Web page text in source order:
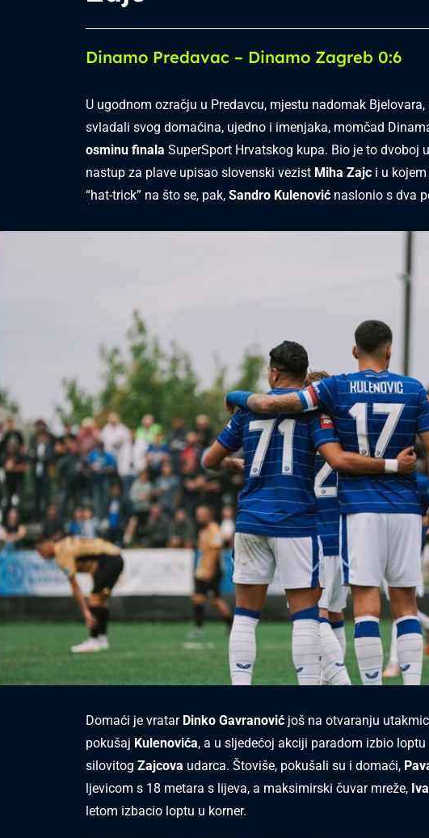
Dinamo Predavac – Dinamo Zagreb 0:6
U ugodnom ozračju u Predavcu, mjestu nadomak
svladali svog domaćina, ujedno i imenjaka, momčad
osminu finala SuperSport Hrvatskog kupa. Bio je to dvoboj
nastup za plave upisao slovenski vezist Miha Zajc i u kojem
“hat-trick” na što se, pak, Sandro Kulenović naslonio s dva
Domaći je vratar Dinko Gavranović još na otvaranju
pokušaj Kulenovića, a u sljedećoj akciji paradom izbio
silovitog Zajcova udarca. Štoviše, pokušali su i domaći,
ljevicom s 18 metara s lijeva, a maksimirski čuvar mreže,
letom izbacio loptu u korner.